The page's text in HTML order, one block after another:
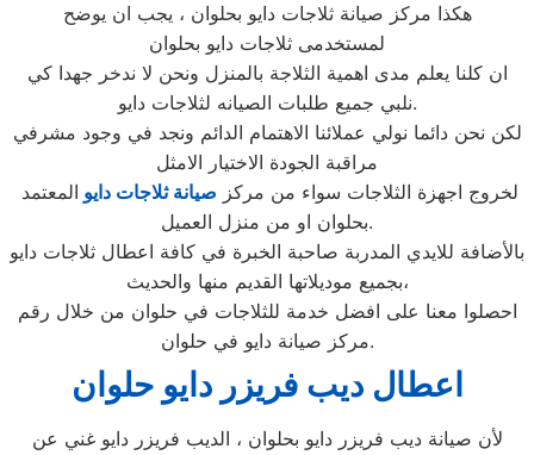
هكذا مركز صيانة ثلاجات دايو بحلوان ، يجب ان يوضح
لمستخدمى ثلاجات دايو بحلوان
ان كلنا يعلم مدى اهمية الثلاجة بالمنزل ونحن لا ندخر جهدا كي
نلبي جميع طلبات الصيانه لثلاجات دايو.
لكن نحن دائما نولي عملائنا الاهتمام الدائم ونجد في وجود مشرفي
مراقبة الجودة الاختيار الامثل
لخروج اجهزة الثلاجات سواء من مركز صيانة ثلاجات دايو المعتمد
بحلوان او من منزل العميل.
بالأضافة للايدي المدربة صاحبة الخبرة في كافة اعطال ثلاجات دايو
بجميع موديلاتها القديم منها والحديث،
احصلوا معنا على افضل خدمة للثلاجات في حلوان من خلال رقم
مركز صيانة دايو في حلوان.
اعطال ديب فريزر دايو حلوان
لأن صيانة ديب فريزر دايو بحلوان ، الديب فريزر دايو غني عن